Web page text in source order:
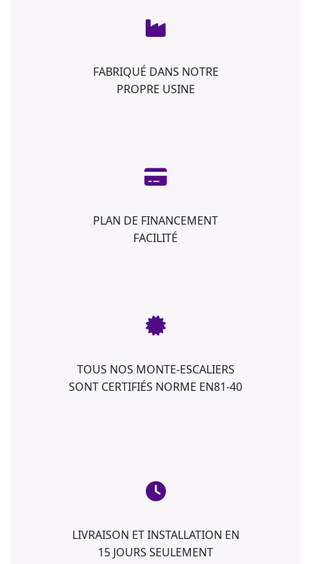
FABRIQUÉ DANS NOTRE
PROPRE USINE
PLAN DE FINANCEMENT
FACILITÉ
TOUS NOS MONTE-ESCALIERS
SONT CERTIFIÉS NORME EN81-40
LIVRAISON ET INSTALLATION EN
15 JOURS SEULEMENT